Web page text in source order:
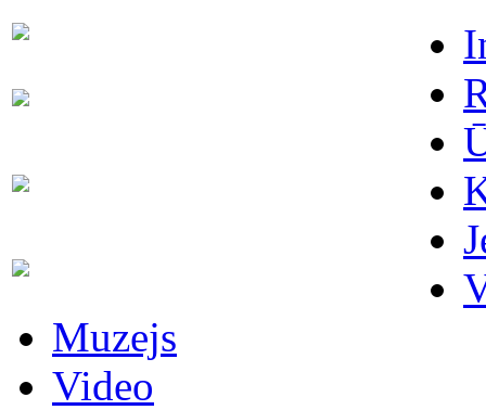
63021091
63022886
63007698
Muzejs
Video